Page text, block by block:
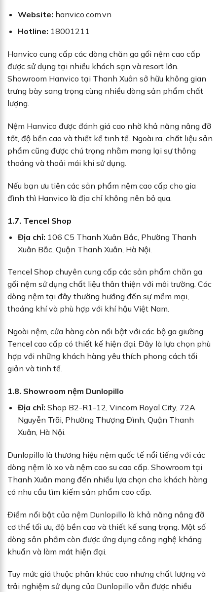
Website: hanvico.com.vn
Hotline: 18001211
Hanvico cung cấp các dòng chăn ga gối nệm cao cấp
được sử dụng tại nhiều khách sạn và resort lớn.
Showroom Hanvico tại Thanh Xuân sở hữu không gian
trưng bày sang trọng cùng nhiều dòng sản phẩm chất
lượng.
Nệm Hanvico được đánh giá cao nhờ khả năng nâng đỡ
tốt, độ bền cao và thiết kế tinh tế. Ngoài ra, chất liệu sản
phẩm cũng được chú trọng nhằm mang lại sự thông
thoáng và thoải mái khi sử dụng.
Nếu bạn ưu tiên các sản phẩm nệm cao cấp cho gia
đình thì Hanvico là địa chỉ không nên bỏ qua.
1.7. Tencel Shop
Địa chỉ: 106 C5 Thanh Xuân Bắc, Phường Thanh
Xuân Bắc, Quận Thanh Xuân, Hà Nội.
Tencel Shop chuyên cung cấp các sản phẩm chăn ga
gối nệm sử dụng chất liệu thân thiện với môi trường. Các
dòng nệm tại đây thường hướng đến sự mềm mại,
thoáng khí và phù hợp với khí hậu Việt Nam.
Ngoài nệm, cửa hàng còn nổi bật với các bộ ga giường
Tencel cao cấp có thiết kế hiện đại. Đây là lựa chọn phù
hợp với những khách hàng yêu thích phong cách tối
giản và tinh tế.
1.8. Showroom nệm Dunlopillo
Địa chỉ: Shop B2-R1-12, Vincom Royal City, 72A
Nguyễn Trãi, Phường Thượng Đình, Quận Thanh
Xuân, Hà Nội.
Dunlopillo là thương hiệu nệm quốc tế nổi tiếng với các
dòng nệm lò xo và nệm cao su cao cấp. Showroom tại
Thanh Xuân mang đến nhiều lựa chọn cho khách hàng
có nhu cầu tìm kiếm sản phẩm cao cấp.
Điểm nổi bật của nệm Dunlopillo là khả năng nâng đỡ
cơ thể tối ưu, độ bền cao và thiết kế sang trọng. Một số
dòng sản phẩm còn được ứng dụng công nghệ kháng
khuẩn và làm mát hiện đại.
Tuy mức giá thuộc phân khúc cao nhưng chất lượng và
trải nghiệm sử dụng của Dunlopillo vẫn được nhiều